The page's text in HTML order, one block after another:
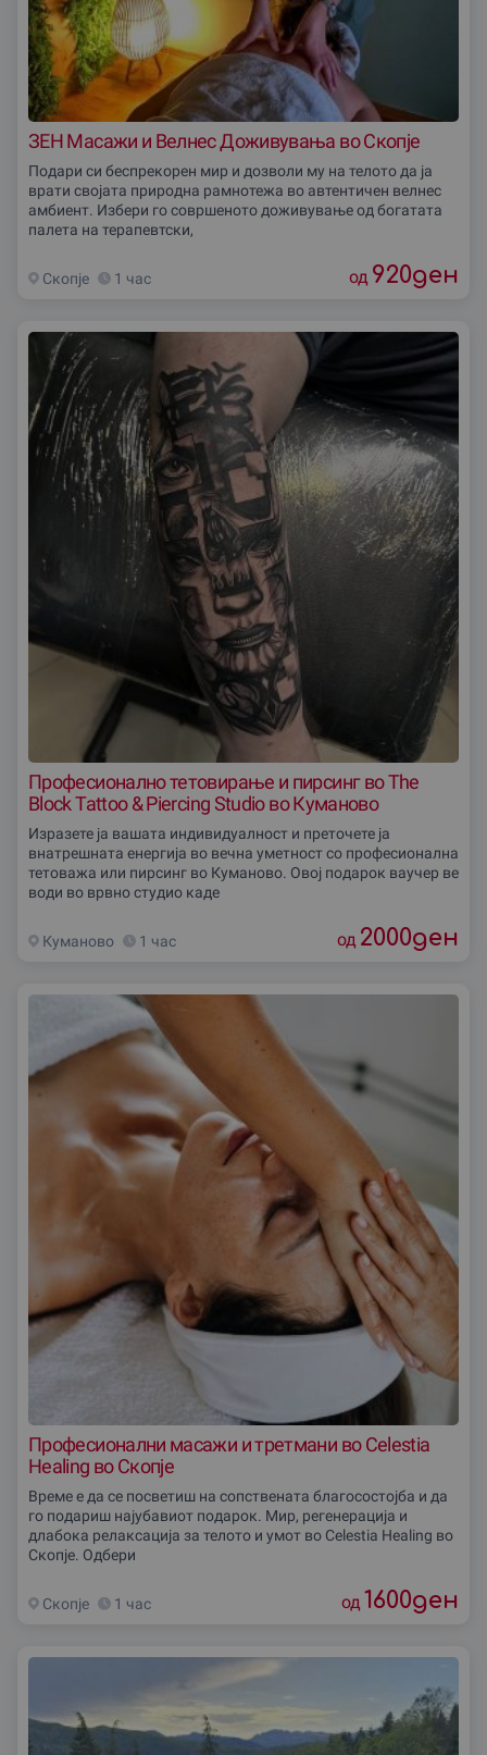
ЗЕН Масажи и Велнес Доживувања во Скопје
Подари си беспрекорен мир и дозволи му на телото да ја
врати својата природна рамнотежа во автентичен велнес
амбиент. Избери го совршеното доживување од богатата
палета на терапевтски,
Скопjе 1 час од 920ден
Професионално тетовирање и пирсинг во The
Block Tattoo & Piercing Studio во Куманово
Изразете ја вашата индивидуалност и преточете ја
внатрешната енергија во вечна уметност со професионална
тетоважа или пирсинг во Куманово. Овој подарок ваучер ве
води во врвно студио каде
Куманово 1 час од 2000ден
Професионални масажи и третмани во Celestia
Healing во Скопје
Време е да се посветиш на сопствената благосостојба и да
го подариш најубавиот подарок. Мир, регенерација и
длабока релаксација за телото и умот во Celestia Healing во
Скопје. Одбери
Скопjе 1 час од 1600ден